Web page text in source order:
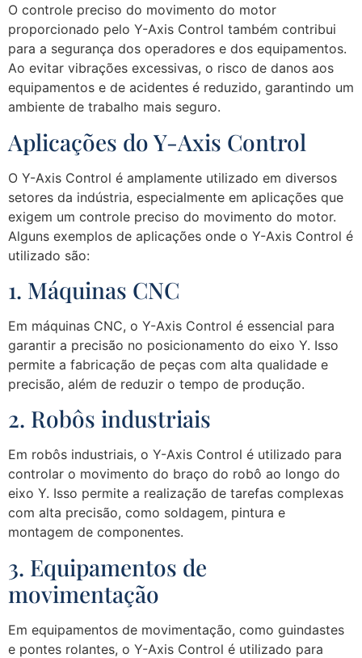
O controle preciso do movimento do motor
proporcionado pelo Y-Axis Control também contribui
para a segurança dos operadores e dos equipamentos.
Ao evitar vibrações excessivas, o risco de danos aos
equipamentos e de acidentes é reduzido, garantindo um
ambiente de trabalho mais seguro.
Aplicações do Y-Axis Control
O Y-Axis Control é amplamente utilizado em diversos
setores da indústria, especialmente em aplicações que
exigem um controle preciso do movimento do motor.
Alguns exemplos de aplicações onde o Y-Axis Control é
utilizado são:
1. Máquinas CNC
Em máquinas CNC, o Y-Axis Control é essencial para
garantir a precisão no posicionamento do eixo Y. Isso
permite a fabricação de peças com alta qualidade e
precisão, além de reduzir o tempo de produção.
2. Robôs industriais
Em robôs industriais, o Y-Axis Control é utilizado para
controlar o movimento do braço do robô ao longo do
eixo Y. Isso permite a realização de tarefas complexas
com alta precisão, como soldagem, pintura e
montagem de componentes.
3. Equipamentos de
movimentação
Em equipamentos de movimentação, como guindastes
e pontes rolantes, o Y-Axis Control é utilizado para